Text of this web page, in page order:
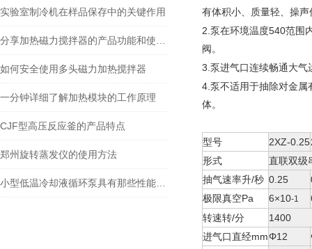
实验室制冷机在样品保存中的关键作用
如何安全使用多头磁力加热搅拌器
一分钟详细了解加热模块的工作原理
CJF型高压反应釜的产品特点
郑州旋转蒸发仪的使用方法
有体积小、质量轻、操
2. 泵在环境温度540范围
阀。
3. 泵进气口连续畅通大气
4. 泵不适用于抽除对金属
体。
型号 2XZ-0.25
形式
直联双级
抽气速率升/秒 0.25
极限真空Pa
6×10-1
转速转/分
1400
进气口直经mmΦ12